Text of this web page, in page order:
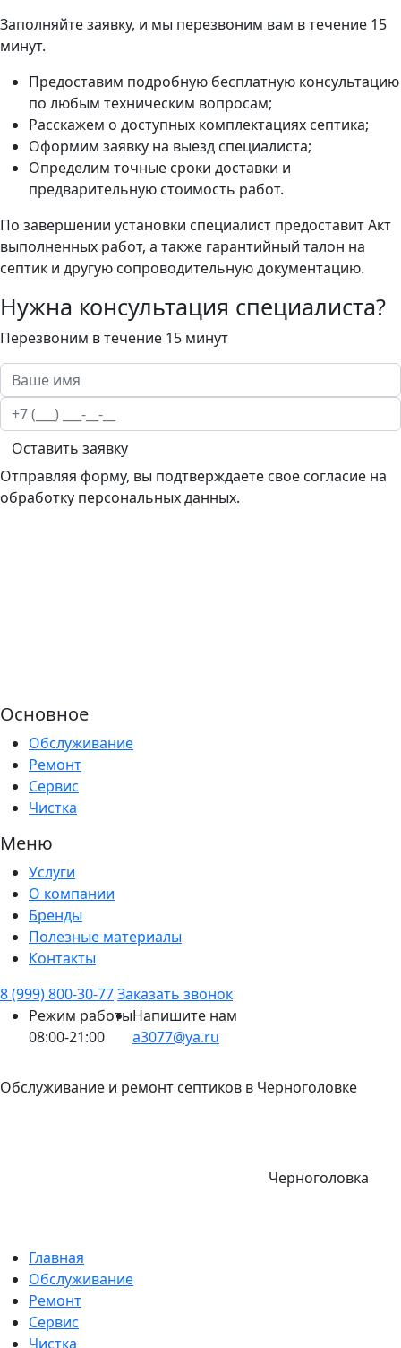
Заполняйте заявку, и мы перезвоним вам в течение 15
минут.
Предоставим подробную бесплатную консультацию
по любым техническим вопросам;
Расскажем о доступных комплектациях септика;
Оформим заявку на выезд специалиста;
Определим точные сроки доставки и
предварительную стоимость работ.
По завершении установки специалист предоставит Акт
выполненных работ, а также гарантийный талон на
септик и другую сопроводительную документацию.
Нужна консультация специалиста?
Перезвоним в течение 15 минут
Оставить заявку
Отправляя форму, вы подтверждаете свое согласие на
обработку персональных данных.
Основное
Обслуживание
Ремонт
Сервис
Чистка
Меню
Услуги
О компании
Бренды
Полезные материалы
Контакты
8 (999) 800-30-77Заказать звонок
Режим работы
08:00-21:00
Напишите нам
a3077@ya.ru
Обслуживание и ремонт септиков в Черноголовке
Черноголовка
Главная
Обслуживание
Ремонт
Сервис
Чистка